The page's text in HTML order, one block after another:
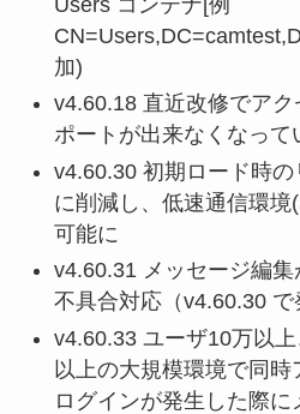
加)
v4.60.18 直近改修でア
ポートが出来なくなって
v4.60.30 初期ロード時
に削減し、低速通信環境
可能に
v4.60.31 メッセージ編
不具合対応（v4.60.30 で
v4.60.33 ユーザ10万以
以上の大規模環境で同
ログインが発生した際